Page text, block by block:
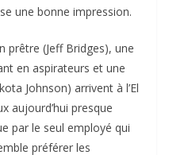
une bonne impression.
prêtre (Jeff Bridges), une
en aspirateurs et une
Johnson) arrivent à l’El
aujourd’hui presque
par le seul employé qui
préférer les